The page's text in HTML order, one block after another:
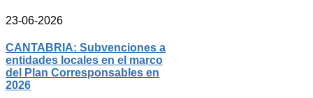
23-06-2026
CANTABRIA: Subvenciones a
entidades locales en el marco
del Plan Corresponsables en
2026